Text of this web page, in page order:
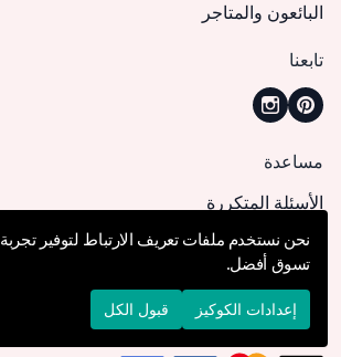
البائعون والمتاجر
تابعنا
مساعدة
الأسئلة المتكررة
كيف يمكنني تقديم طلب؟
الشحن والتوصيل
الإرجاع والإلغاء
نحن نستخدم ملفات تعريف الارتباط لتوفير تجربة
تسوق أفضل.
إعدادات الكوكيز قبول الكل